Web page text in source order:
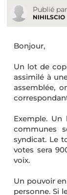
Publié par
NIHILSCIO
Bonjour,
Un lot de
assimilé à
assemblée,
Exemple.
communes
syndicat. Le
votes sera
voix.
Un pouvoir
personne. Si